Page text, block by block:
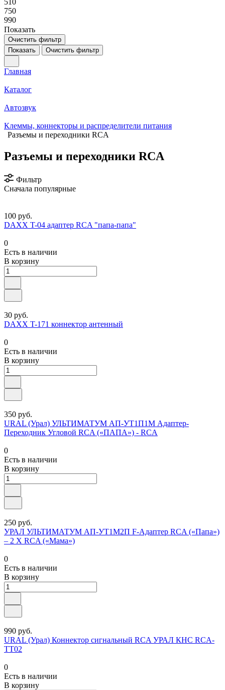
750
990
Показать
Очистить фильтр
Показать
Очистить фильтр
Главная
Каталог
Автозвук
Клеммы, коннекторы и распределители питания
Разъемы и переходники RCA
Разъемы и переходники RCA
Фильтр
Сначала популярные
100 руб.
DAXX T-04 адаптер RCA "папа-папа"
0
Есть в наличии
В корзину
30 руб.
DAXX T-171 коннектор антенный
0
Есть в наличии
В корзину
350 руб.
URAL (Урал) УЛЬТИМАТУМ АП-УТ1П1М Адаптер-
Переходник Угловой RCA («ПАПА») - RCA
0
Есть в наличии
В корзину
250 руб.
УРАЛ УЛЬТИМАТУМ АП-УТ1М2П F-Адаптер RCA («Папа»)
– 2 X RCA («Мама»)
0
Есть в наличии
В корзину
990 руб.
URAL (Урал) Коннектор сигнальный RCA УРАЛ КНС RCA-
ТТ02
0
Есть в наличии
В корзину